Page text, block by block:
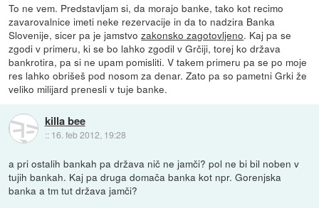
To ne vem. Predstavljam si, da morajo banke, tako kot recimo
zavarovalnice imeti neke rezervacije in da to nadzira Banka
Slovenije, sicer pa je jamstvozakonsko zagotovljeno. Kaj pa se
zgodi v primeru, ki se bo lahko zgodil v Grčiji, torej ko država
bankrotira, pa si ne upam pomisliti. V takem primeru pa se po moje
res lahko obrišeš pod nosom za denar. Zato pa so pametni Grki že
veliko milijard prenesli v tuje banke.
killa bee
:: 16. feb 2012, 19:28
a pri ostalih bankah pa država nič ne jamči? pol ne bi bil noben v
tujih bankah. Kaj pa druga domača banka kot npr. Gorenjska
banka a tm tut država jamči?